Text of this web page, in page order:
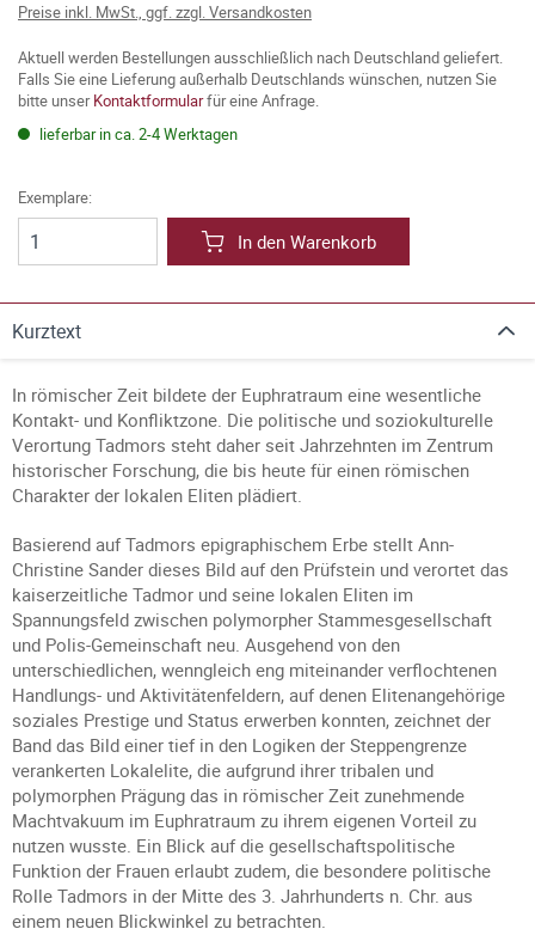
Preise inkl. MwSt., ggf. zzgl. Versandkosten
Aktuell werden Bestellungen ausschließlich nach Deutschland geliefert.
Falls Sie eine Lieferung außerhalb Deutschlands wünschen, nutzen Sie
bitte unserKontaktformularfür eine Anfrage.
lieferbar in ca. 2-4 Werktagen
Exemplare:
In den Warenkorb
Kurztext
In römischer Zeit bildete der Euphratraum eine wesentliche
Kontakt- und Konfliktzone. Die politische und soziokulturelle
Verortung Tadmors steht daher seit Jahrzehnten im Zentrum
historischer Forschung, die bis heute für einen römischen
Charakter der lokalen Eliten plädiert.
Basierend auf Tadmors epigraphischem Erbe stellt Ann-
Christine Sander dieses Bild auf den Prüfstein und verortet das
kaiserzeitliche Tadmor und seine lokalen Eliten im
Spannungsfeld zwischen polymorpher Stammesgesellschaft
und Polis-Gemeinschaft neu. Ausgehend von den
unterschiedlichen, wenngleich eng miteinander verflochtenen
Handlungs- und Aktivitätenfeldern, auf denen Elitenangehörige
soziales Prestige und Status erwerben konnten, zeichnet der
Band das Bild einer tief in den Logiken der Steppengrenze
verankerten Lokalelite, die aufgrund ihrer tribalen und
polymorphen Prägung das in römischer Zeit zunehmende
Machtvakuum im Euphratraum zu ihrem eigenen Vorteil zu
nutzen wusste. Ein Blick auf die gesellschaftspolitische
Funktion der Frauen erlaubt zudem, die besondere politische
Rolle Tadmors in der Mitte des 3. Jahrhunderts n. Chr. aus
einem neuen Blickwinkel zu betrachten.